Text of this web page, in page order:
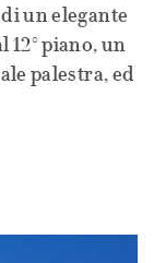
un elegante
piano, un
palestra, ed